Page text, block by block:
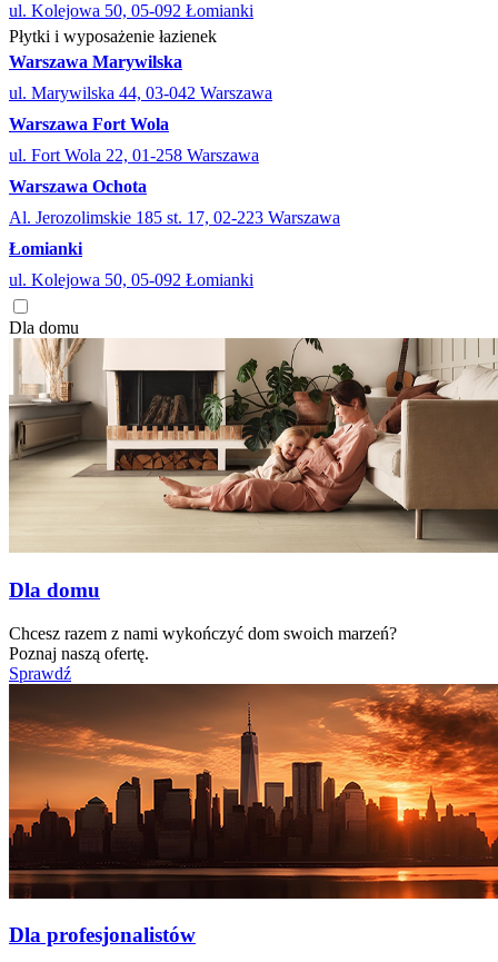
ul. Kolejowa 50, 05-092 Łomianki
Płytki i wyposażenie łazienek
Warszawa Marywilska
ul. Marywilska 44, 03-042 Warszawa
Warszawa Fort Wola
ul. Fort Wola 22, 01-258 Warszawa
Warszawa Ochota
Al. Jerozolimskie 185 st. 17, 02-223 Warszawa
Łomianki
ul. Kolejowa 50, 05-092 Łomianki
Dla domu
Dla domu
Chcesz razem z nami wykończyć dom swoich marzeń?
Poznaj naszą ofertę.
Sprawdź
Dla profesjonalistów